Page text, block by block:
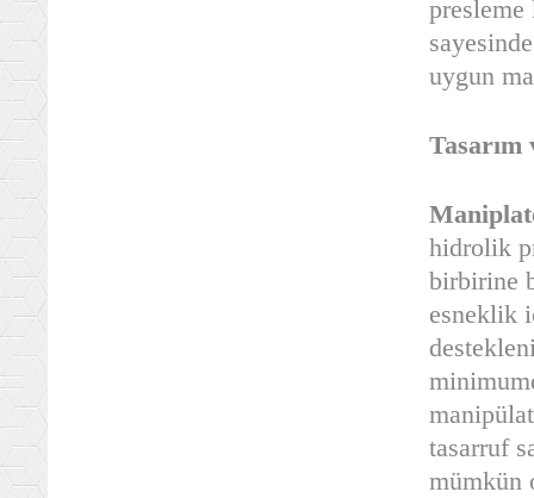
uygun
Tasarım
hidrolik
birbirine
esneklik
tasarruf
mümkün